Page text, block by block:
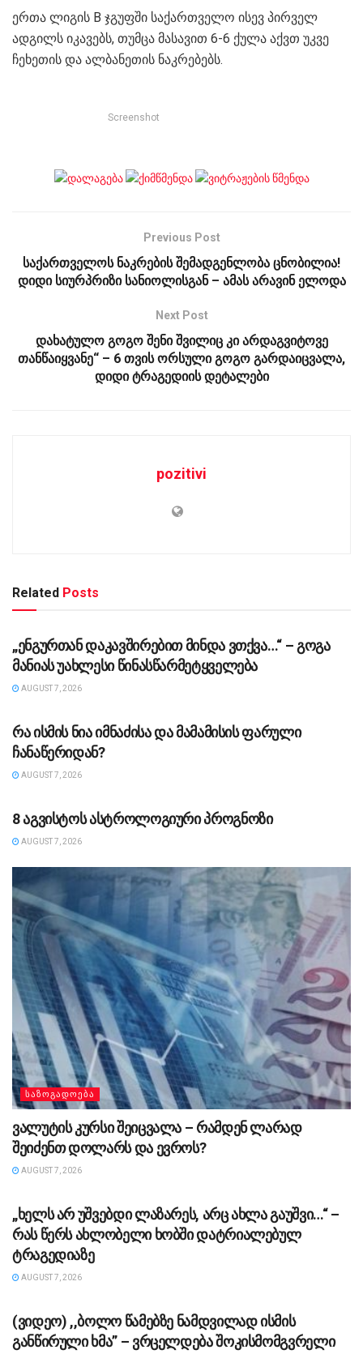
ერთა ლიგის B ჯგუფში საქართველო ისევ პირველ
ადგილს იკავებს, თუმცა მასავით 6-6 ქულა აქვთ უკვე
ჩეხეთის და ალბანეთის ნაკრებებს.
Screenshot
Previous Post
საქართველოს ნაკრების შემადგენლობა ცნობილია!
დიდი სიურპრიზი სანიოლისგან – ამას არავინ ელოდა
Next Post
დახატულო გოგო შენი შვილიც კი არდაგვიტოვე
თანწაიყვანე“ – 6 თვის ორსული გოგო გარდაიცვალა,
დიდი ტრაგედიის დეტალები
pozitivi
Related Posts
ᲡᲐᲖᲝᲒᲐᲓᲝᲔᲑᲐ
„ენგურთან დაკავშირებით მინდა ვთქვა…“ – გოგა
მანიას უახლესი წინასწარმეტყველება
AUGUST 7, 2026
რა ისმის ნია იმნაძისა და მამამისის ფარული
ჩანაწერიდან?
AUGUST 7, 2026
8 აგვისტოს ასტროლოგიური პროგნოზი
AUGUST 7, 2026
ᲡᲐᲖᲝᲒᲐᲓᲝᲔᲑᲐ
ვალუტის კურსი შეიცვალა – რამდენ ლარად
შეიძენთ დოლარს და ევროს?
AUGUST 7, 2026
„ხელს არ უშვებდი ლაზარეს, არც ახლა გაუშვი…“ –
რას წერს ახლობელი ხობში დატრიალებულ
ტრაგედიაზე
AUGUST 7, 2026
(ვიდეო) ,,ბოლო წამებზე ნამდვილად ისმის
განწირული ხმა” – ვრცელდება შოკისმომგვრელი